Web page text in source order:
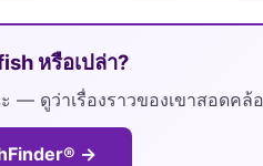
หรือเปล่า?
ดูว่าเรื่องราวของเขาสอดคล้
→